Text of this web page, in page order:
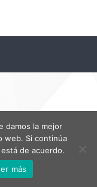
damos la mejor
web. Si continúa
de acuerdo.
más